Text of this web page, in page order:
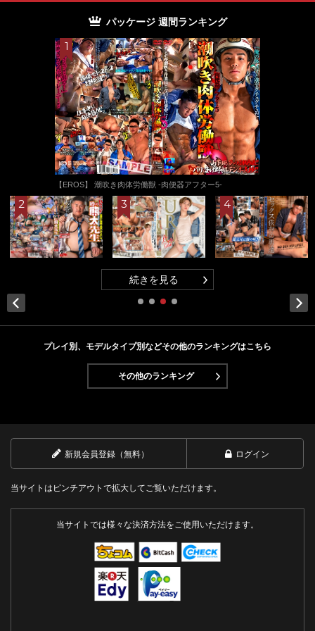
パッケージ 月間ランキング
【EROS】 潮吹き肉体労働獣 -肉便器アフター5-
続きを見る
プレイ別、モデルタイプ別などその他のランキングはこちら
その他のランキング
新規会員登録（無料） ログイン
当サイトはピンチアウトで拡大してご覧いただけます。
当サイトでは様々な決済方法をご使用いただけます。